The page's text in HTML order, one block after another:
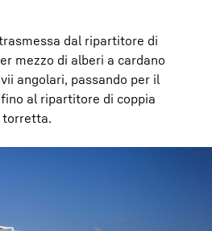
dal ripartitore di
mezzo di alberi a cardano
angolari, passando per il
al ripartitore di coppia
torretta.